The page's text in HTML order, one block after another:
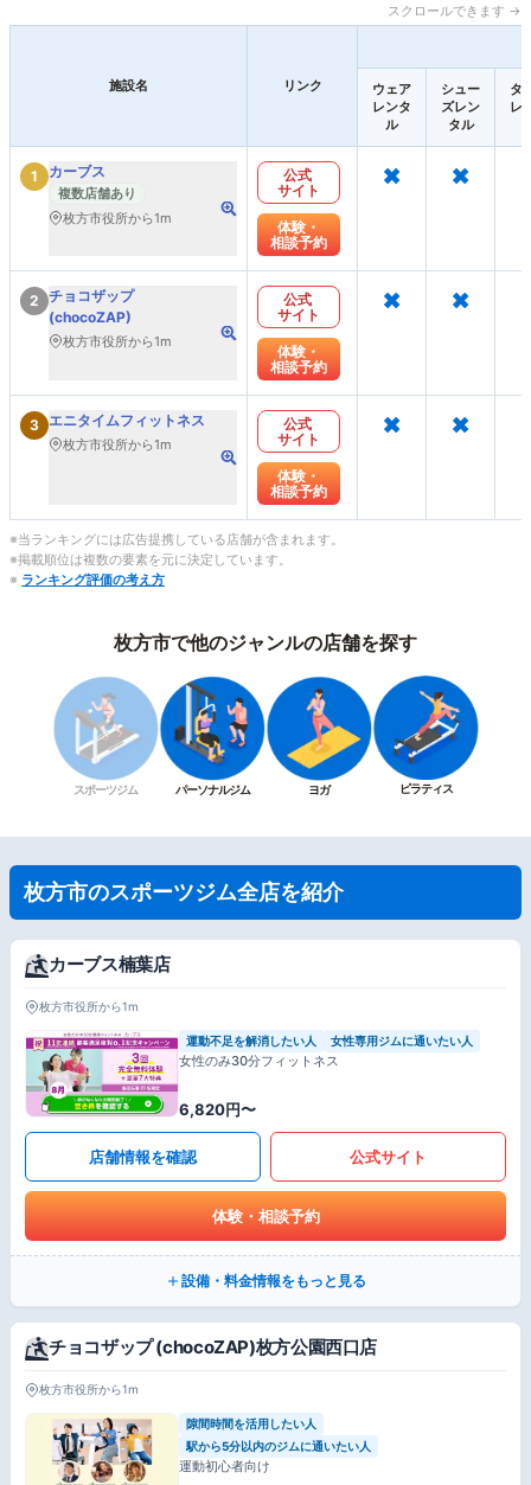
スクロールできます →
施設名 リンク
ウェア
レンタ
ル
シュー
ズレン
タル
タ
レ
1 カーブス
複数店舗あり
枚方市役所から1m
公式
サイト
体験・
相談予約
× ×
2 チョコザップ
(chocoZAP)
枚方市役所から1m
公式
サイト
体験・
相談予約
× ×
3 エニタイムフィットネス
枚方市役所から1m
公式
サイト
体験・
相談予約
× ×
※当ランキングには広告提携している店舗が含まれます。
※掲載順位は複数の要素を元に決定しています。
※ ランキング評価の考え方
枚方市で他のジャンルの店舗を探す
スポーツジム パーソナルジム ヨガ ピラティス
枚方市のスポーツジム全店を紹介
カーブス楠葉店
枚方市役所から1m
運動不足を解消したい人 女性専用ジムに通いたい人
女性のみ30分フィットネス
6,820円〜
店舗情報を確認 公式サイト
体験・相談予約
設備・料金情報をもっと見る
チョコザップ (chocoZAP)枚方公園西口店
枚方市役所から1m
隙間時間を活用したい人
駅から5分以内のジムに通いたい人
運動初心者向け